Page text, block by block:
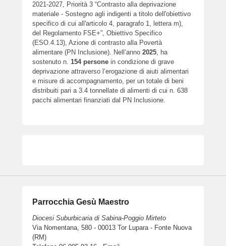
2021-2027, Priorità 3 “Contrasto alla deprivazione
materiale - Sostegno agli indigenti a titolo dell'obiettivo
specifico di cui all'articolo 4, paragrafo 1, lettera m),
del Regolamento FSE+”, Obiettivo Specifico
(ESO.4.13), Azione di contrasto alla Povertà
alimentare (PN Inclusione). Nell’anno 2025, ha
sostenuto n. 154 persone in condizione di grave
deprivazione attraverso l’erogazione di aiuti alimentari
e misure di accompagnamento, per un totale di beni
distribuiti pari a 3.4 tonnellate di alimenti di cui n. 638
pacchi alimentari finanziati dal PN Inclusione.
Parrocchia Gesù Maestro
Diocesi Suburbicaria di Sabina-Poggio Mirteto
Via Nomentana, 580 - 00013 Tor Lupara - Fonte Nuova
(RM)